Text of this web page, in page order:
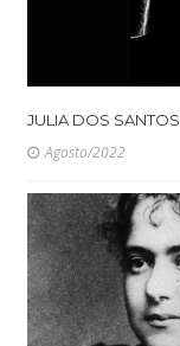
JULIA DOS SANTOS
Agosto/2022